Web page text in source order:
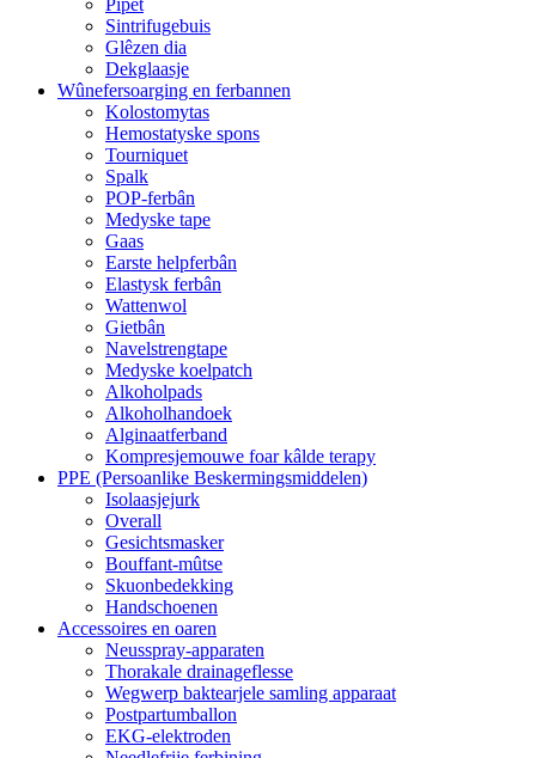
Sintrifugebuis
Glêzen dia
Dekglaasje
Wûnefersoarging en ferbannen
Kolostomytas
Hemostatyske spons
Tourniquet
Spalk
POP-ferbân
Medyske tape
Gaas
Earste helpferbân
Elastysk ferbân
Wattenwol
Gietbân
Navelstrengtape
Medyske koelpatch
Alkoholpads
Alkoholhandoek
Alginaatferband
Kompresjemouwe foar kâlde terapy
PPE (Persoanlike Beskermingsmiddelen)
Isolaasjejurk
Overall
Gesichtsmasker
Bouffant-mûtse
Skuonbedekking
Handschoenen
Accessoires en oaren
Neusspray-apparaten
Thorakale drainageflesse
Wegwerp baktearjele samling apparaat
Postpartumballon
EKG-elektroden